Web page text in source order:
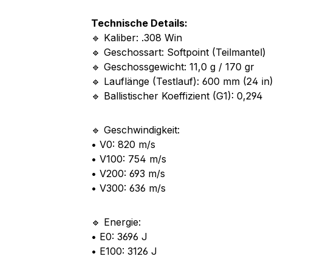
Technische Details:
🔹 Kaliber: .308 Win
🔹 Geschossart: Softpoint (Teilmantel)
🔹 Geschossgewicht: 11,0 g / 170 gr
🔹 Lauflänge (Testlauf): 600 mm (24 in)
🔹 Ballistischer Koeffizient (G1): 0,294
🔹 Geschwindigkeit:
• V0: 820 m/s
• V100: 754 m/s
• V200: 693 m/s
• V300: 636 m/s
🔹 Energie:
• E0: 3696 J
• E100: 3126 J